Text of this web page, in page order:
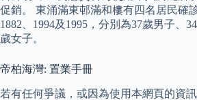
促銷。 東涌滿東邨滿和樓有四名居民確
1882、1994及1995，分別為37歲男子、
歲女子。
帝柏海灣: 置業手冊
若有任何爭議，或因為使用本網頁的資